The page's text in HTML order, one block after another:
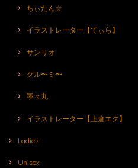
ちぃたん☆
イラストレーター【てぃら】
サンリオ
グル〜ミ〜
寧々丸
イラストレーター【上倉エク】
Ladies
Unisex